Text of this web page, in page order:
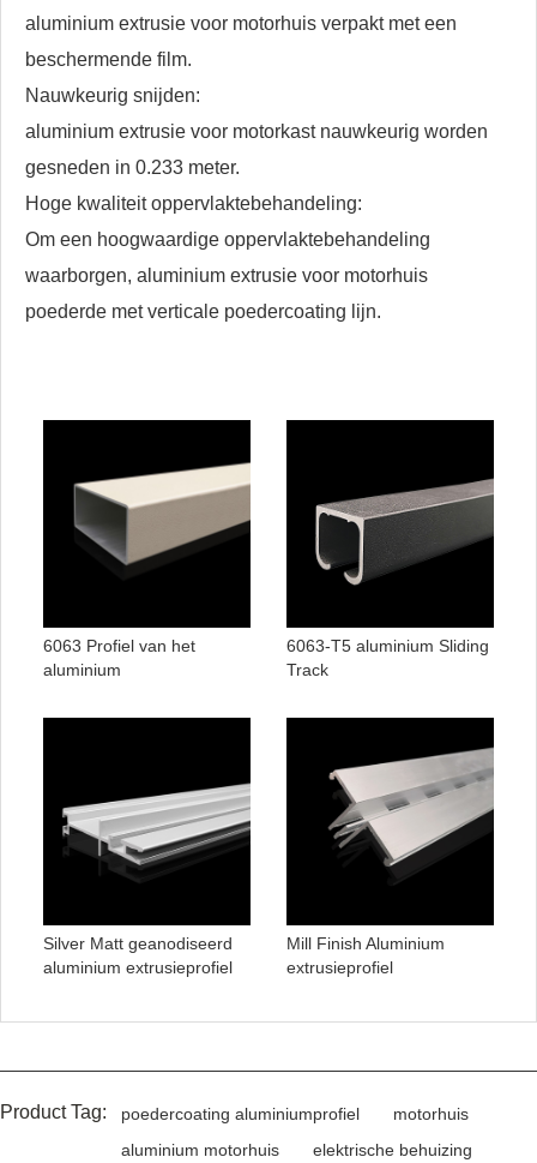
aluminium extrusie voor motorhuis verpakt met een
beschermende film.
Nauwkeurig snijden:
aluminium extrusie voor motorkast nauwkeurig worden
gesneden in 0.233 meter.
Hoge kwaliteit oppervlaktebehandeling:
Om een ​​hoogwaardige oppervlaktebehandeling
waarborgen, aluminium extrusie voor motorhuis
poederde met verticale poedercoating lijn.
6063 Profiel van het
aluminium
6063-T5 aluminium Sliding
Track
Silver Matt geanodiseerd
aluminium extrusieprofiel
Mill Finish Aluminium
extrusieprofiel
Product Tag: poedercoating aluminiumprofiel
motorhuis
aluminium motorhuis
elektrische behuizing